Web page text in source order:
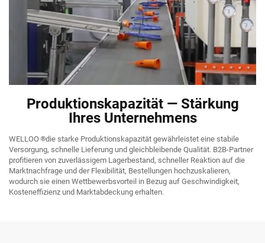
Produktionskapazität — Stärkung
Ihres Unternehmens
WELLOO ®die starke Produktionskapazität gewährleistet eine stabile
Versorgung, schnelle Lieferung und gleichbleibende Qualität. B2B-Partner
profitieren von zuverlässigem Lagerbestand, schneller Reaktion auf die
Marktnachfrage und der Flexibilität, Bestellungen hochzuskalieren,
wodurch sie einen Wettbewerbsvorteil in Bezug auf Geschwindigkeit,
Kosteneffizienz und Marktabdeckung erhalten.